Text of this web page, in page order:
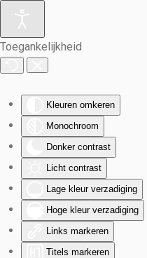
Toegankelijkheid
Kleuren omkeren
Monochroom
Donker contrast
Licht contrast
Lage kleur verzadiging
Hoge kleur verzadiging
Links markeren
Titels markeren
Terug naar